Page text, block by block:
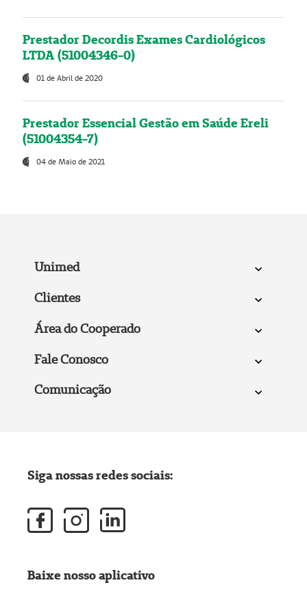
Prestador Decordis Exames Cardiológicos
LTDA (51004346-0)
01 de Abril de 2020
Prestador Essencial Gestão em Saúde Ereli
(51004354-7)
04 de Maio de 2021
Unimed
Clientes
Área do Cooperado
Fale Conosco
Comunicação
Siga nossas redes sociais:
Baixe nosso aplicativo